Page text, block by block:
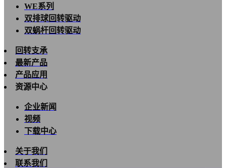
WE系列
双排球回转驱动
双蜗杆回转驱动
回转支承
最新产品
产品应用
资源中心
企业新闻
视频
下载中心
关于我们
联系我们